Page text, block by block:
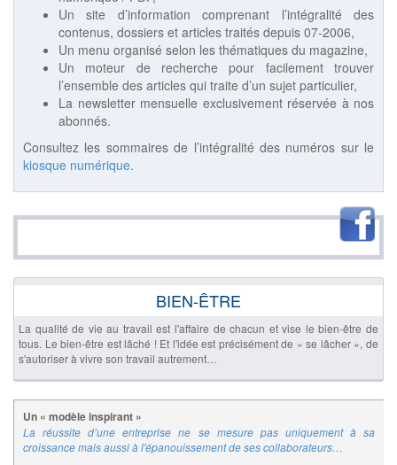
Un site d’information comprenant l’intégralité des
contenus, dossiers et articles traités depuis 07-2006,
Un menu organisé selon les thématiques du magazine,
Un moteur de recherche pour facilement trouver
l’ensemble des articles qui traite d’un sujet particulier,
La newsletter mensuelle exclusivement réservée à nos
abonnés.
Consultez les sommaires de l’intégralité des numéros sur le
kiosque numérique.
BIEN-ÊTRE
La qualité de vie au travail est l'affaire de chacun et vise le bien-être de
tous. Le bien-être est lâché ! Et l'idée est précisément de « se lâcher », de
s'autoriser à vivre son travail autrement…
Un « modèle inspirant »
La réussite d’une entreprise ne se mesure pas uniquement à sa
croissance mais aussi à l'épanouissement de ses collaborateurs…